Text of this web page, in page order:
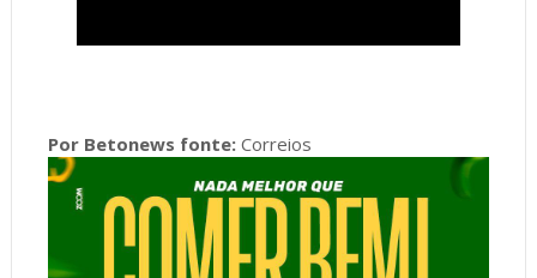
Por Betonews fonte:Correios